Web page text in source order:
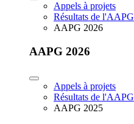
Appels à projets
Résultats de l'AAPG
AAPG 2026
AAPG 2026
Appels à projets
Résultats de l'AAPG
AAPG 2025